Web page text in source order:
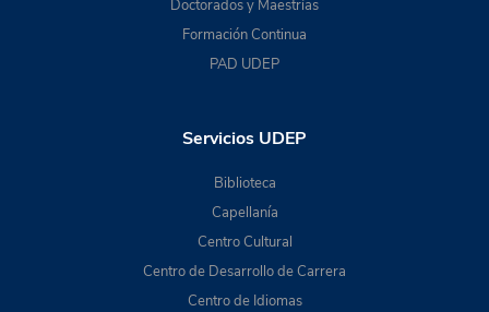
Doctorados y Maestrías
Formación Continua
PAD UDEP
Servicios UDEP
Biblioteca
Capellanía
Centro Cultural
Centro de Desarrollo de Carrera
Centro de Idiomas